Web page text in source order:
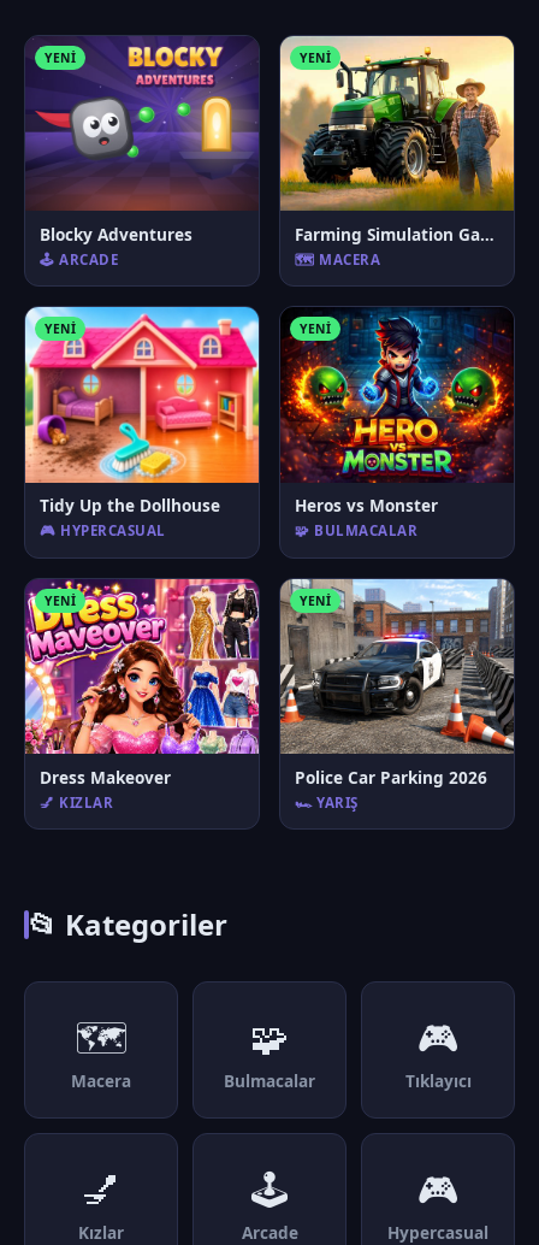
YENI
Blocky Adventures
🕹️ ARCADE
YENI
Farming Simulation Game
🗺️ MACERA
YENI
Tidy Up the Dollhouse
🎮 HYPERCASUAL
YENI
Heros vs Monster
🧩 BULMACALAR
YENI
Dress Makeover
💅 KIZLAR
YENI
Police Car Parking 2026
🏎️ YARIŞ
📂 Kategoriler
🗺️
Macera
🧩
Bulmacalar
🎮
Tıklayıcı
💅
Kızlar
🕹️
Arcade
🎮
Hypercasual